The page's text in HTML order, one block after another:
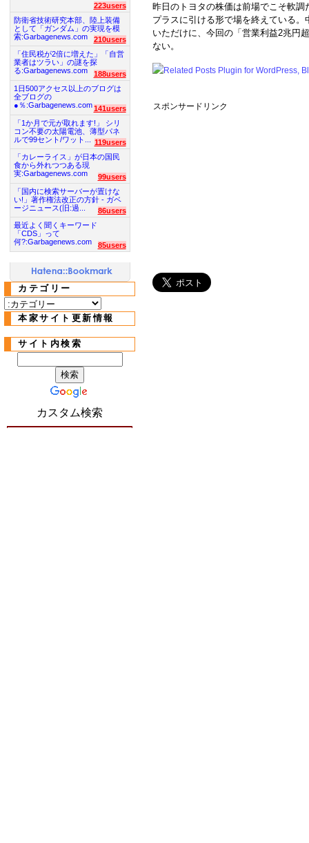
昨日のトヨタの株価は前場でこそ軟
プラスに引ける形で場を終えている
いただけに、今回の「営業利益2兆円
ない。
スポンサードリンク
223users
防衛省技術研究本部、陸上装備
として「ガンダム」の実現を模
索:Garbagenews.com
210users
「住民税が2倍に増えた」「自営
業者はツラい」の謎を探
る:Garbagenews.com
188users
1日500アクセス以上のブログは
全ブログの
●％:Garbagenews.com 141users
「1か月で元が取れます!」 シリ
コン不要の太陽電池、薄型パネ
ルで99セント/ワット...
119users
「カレーライス」が日本の国民
食から外れつつある現
実:Garbagenews.com
99users
「国内に検索サーバーが置けな
い!」著作権法改正の方針 - ガベ
ージニュース(旧:過...
86users
最近よく聞くキーワード
「CDS」って
何?:Garbagenews.com
85users
カテゴリー
本家サイト更新情報
サイト内検索
カスタム検索